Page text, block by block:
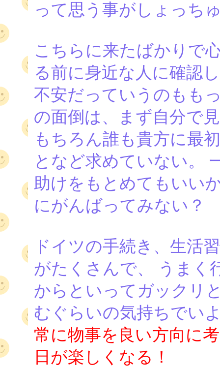
って思う事がしょっち
こちらに来たばかりで
る前に身近な人に確認
不安だっていうのもも
の面倒は、まず自分で
もちろん誰も貴方に最
となど求めていない。
助けをもとめてもいい
にがんばってみない？
ドイツの手続き、生活
がたくさんで、 うまく
からといってガックリ
むぐらいの気持ちでい
常に物事を良い方向に
日が楽しくなる！